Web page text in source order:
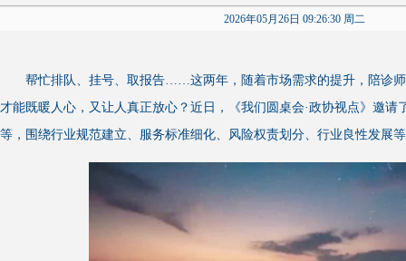
2026年05月26日 09:26:30 周二
帮忙排队、挂号、取报告……这两年，随着市场需求的提升，陪诊
才能既暖人心，又让人真正放心？近日，《我们圆桌会·政协视点》邀请
等，围绕行业规范建立、服务标准细化、风险权责划分、行业良性发展